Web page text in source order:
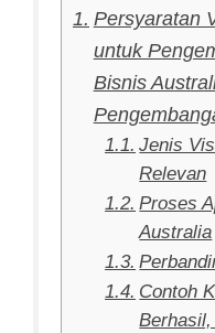
Persyaratan
untuk
Bisnis
Jenis
Relevan
Proses
Australia
Contoh